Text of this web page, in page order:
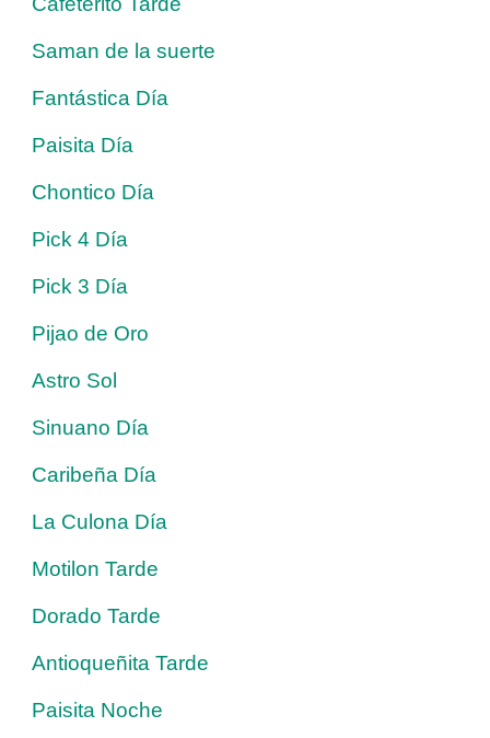
Saman de la suerte
Fantástica Día
Paisita Día
Chontico Día
Pick 4 Día
Pick 3 Día
Pijao de Oro
Astro Sol
Sinuano Día
Caribeña Día
La Culona Día
Motilon Tarde
Dorado Tarde
Antioqueñita Tarde
Paisita Noche